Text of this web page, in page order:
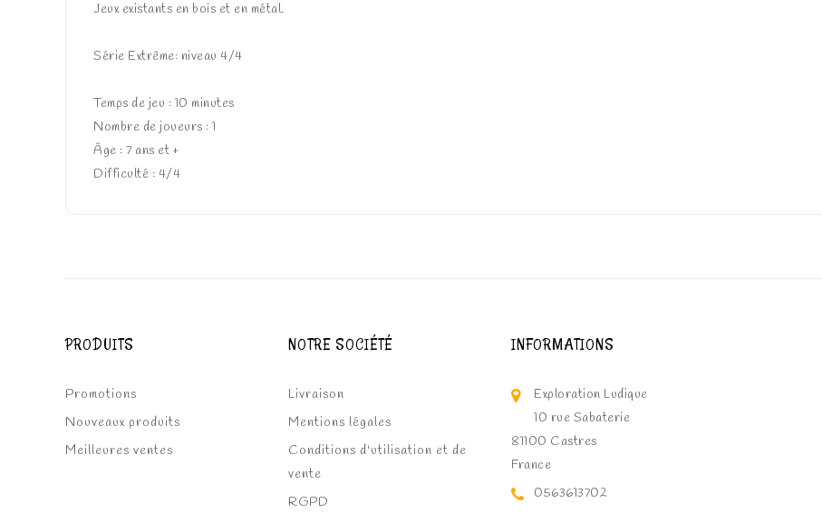
Jeux existants en bois et en métal.
Série Extrême: niveau 4/4
Temps de jeu : 10 minutes
Nombre de joueurs : 1
Âge : 7 ans et +
Difficulté : 4/4
PRODUITS
Promotions
Nouveaux produits
Meilleures ventes
NOTRE SOCIÉTÉ
Livraison
Mentions légales
Conditions d'utilisation et de
vente
RGPD
INFORMATIONS
Exploration Ludique
10 rue Sabaterie
81100 Castres
France
0563613702